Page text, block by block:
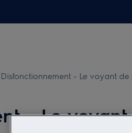
Disfonctionnement - Le voyant de
- Le